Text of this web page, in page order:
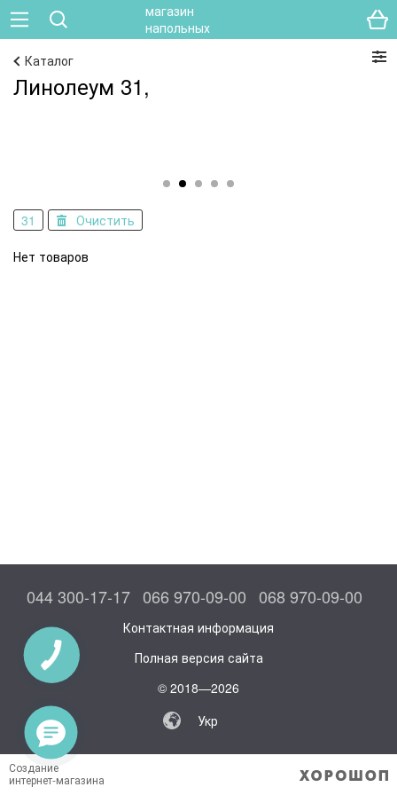
Каталог
Линолеум 31,
31 Очистить
Нет товаров
044 300-17-17 066 970-09-00 068 970-09-00
Контактная информация
Полная версия сайта
© 2018—2026
Укр
Создание
интернет-магазина